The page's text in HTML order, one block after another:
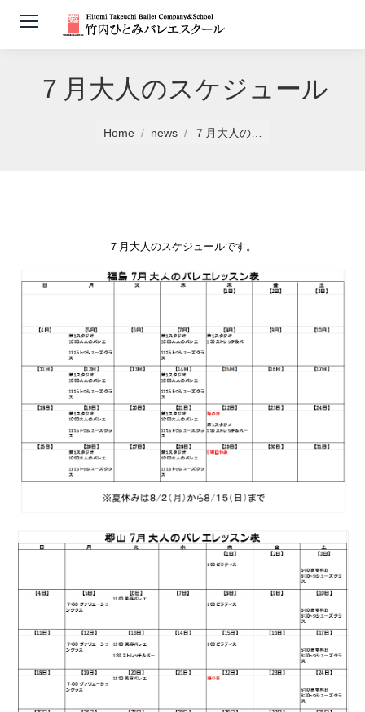
７月大人のスケジュール
Home news ７月大人の…
７月大人のスケジュールです。